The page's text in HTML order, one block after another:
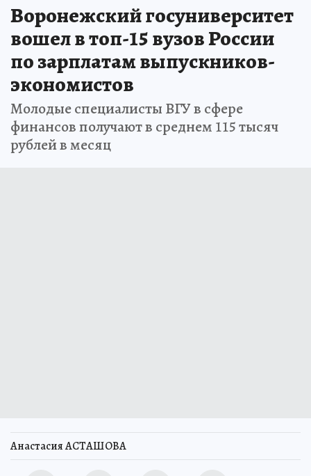
Воронежский госуниверситет
вошел в топ-15 вузов России
по зарплатам выпускников-
экономистов
Молодые специалисты ВГУ в сфере
финансов получают в среднем 115 тысяч
рублей в месяц
Анастасия АСТАШОВА